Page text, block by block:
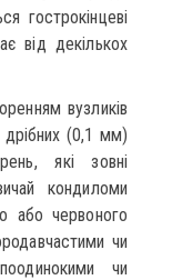
гострокінцеві
від декількох
вузликів
дрібних (0,1 мм)
які зовні
кондиломи
або червоного
чи
чи